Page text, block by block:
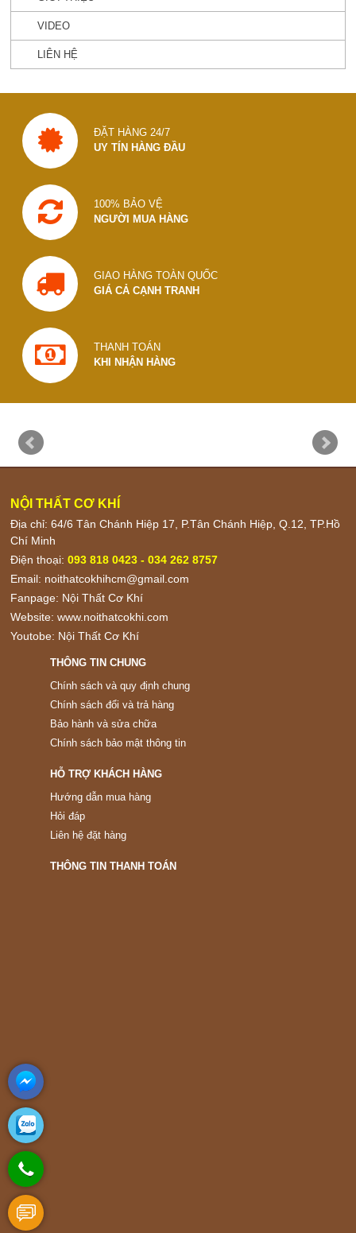
VIDEO
LIÊN HỆ
ĐẶT HÀNG 24/7
UY TÍN HÀNG ĐẦU
100% BẢO VỆ
NGƯỜI MUA HÀNG
GIAO HÀNG TOÀN QUỐC
GIÁ CẢ CẠNH TRANH
THANH TOÁN
KHI NHẬN HÀNG
NỘI THẤT CƠ KHÍ
Địa chỉ: 64/6 Tân Chánh Hiệp 17, P.Tân Chánh Hiệp, Q.12, TP.Hồ
Chí Minh
Điện thoại:093 818 0423 - 034 262 8757
Email: noithatcokhihcm@gmail.com
Fanpage: Nội Thất Cơ Khí
Website:www.noithatcokhi.com
Youtobe: Nội Thất Cơ Khí
THÔNG TIN CHUNG
Chính sách và quy định chung
Chính sách đổi và trả hàng
Bảo hành và sửa chữa
Chính sách bảo mật thông tin
HỖ TRỢ KHÁCH HÀNG
Hướng dẫn mua hàng
Hỏi đáp
Liên hệ đặt hàng
THÔNG TIN THANH TOÁN